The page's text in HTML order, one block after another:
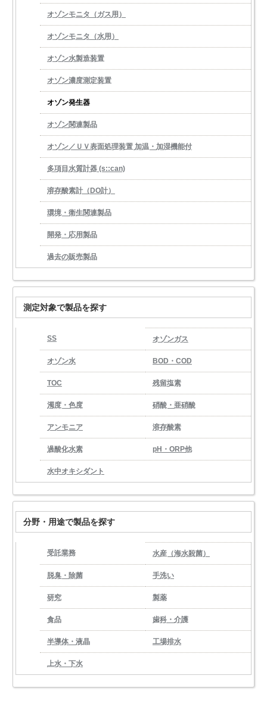
オゾンモニタ（ガス用）
オゾンモニタ（水用）
オゾン水製造装置
オゾン濃度測定装置
オゾン発生器
オゾン関連製品
オゾン／ＵＶ表面処理装置 加温・加湿機能付
多項目水質計器 (s::can)
溶存酸素計（DO計）
環境・衛生関連製品
開発・応用製品
過去の販売製品
測定対象で製品を探す
SS オゾンガス
オゾン水 BOD・COD
TOC 残留塩素
濁度・色度 硝酸・亜硝酸
アンモニア 溶存酸素
過酸化水素 pH・ORP他
水中オキシダント
分野・用途で製品を探す
受託業務 水産（海水殺菌）
脱臭・除菌 手洗い
研究 製薬
食品 歯科・介護
半導体・液晶 工場排水
上水・下水